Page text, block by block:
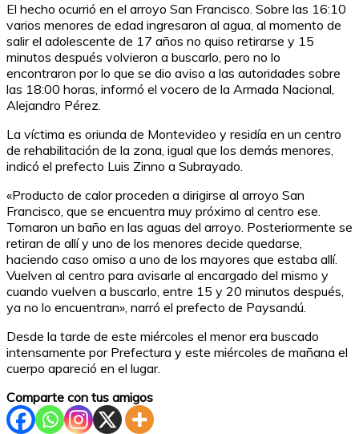
El hecho ocurrió en el arroyo San Francisco. Sobre las 16:10
varios menores de edad ingresaron al agua, al momento de
salir el adolescente de 17 años no quiso retirarse y 15
minutos después volvieron a buscarlo, pero no lo
encontraron por lo que se dio aviso a las autoridades sobre
las 18:00 horas, informó el vocero de la Armada Nacional,
Alejandro Pérez.
La víctima es oriunda de Montevideo y residía en un centro
de rehabilitación de la zona, igual que los demás menores,
indicó el prefecto Luis Zinno a Subrayado.
«Producto de calor proceden a dirigirse al arroyo San
Francisco, que se encuentra muy próximo al centro ese.
Tomaron un baño en las aguas del arroyo. Posteriormente se
retiran de allí y uno de los menores decide quedarse,
haciendo caso omiso a uno de los mayores que estaba allí.
Vuelven al centro para avisarle al encargado del mismo y
cuando vuelven a buscarlo, entre 15 y 20 minutos después,
ya no lo encuentran», narró el prefecto de Paysandú.
Desde la tarde de este miércoles el menor era buscado
intensamente por Prefectura y este miércoles de mañana el
cuerpo apareció en el lugar.
Comparte con tus amigos